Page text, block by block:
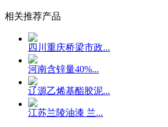
相关推荐产品
四川重庆桥梁市政...
河南含锌量40%...
辽源乙烯基酯胶泥...
江苏兰陵油漆 兰...